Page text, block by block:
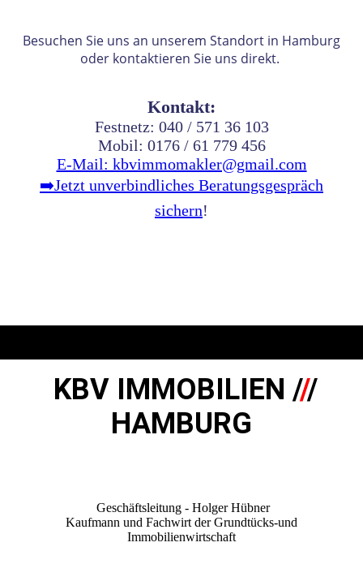
Besuchen Sie uns an unserem Standort in Hamburg
oder kontaktieren Sie uns direkt.
Kontakt:
Festnetz: 040 / 571 36 103
Mobil: 0176 / 61 779 456
E-Mail: kbvimmomakler@gmail.com
➡️Jetzt unverbindliches Beratungsgespräch
sichern!
KBV IMMOBILIEN ///
HAMBURG
Geschäftsleitung - Holger Hübner
Kaufmann und Fachwirt der Grundtücks-und
Immobilienwirtschaft